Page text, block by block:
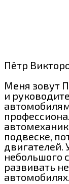
Пётр
Меня зовут
и
подвеске,
двигателей.
небольшого
развивать
автомобилях.